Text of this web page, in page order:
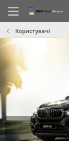
Користувачі